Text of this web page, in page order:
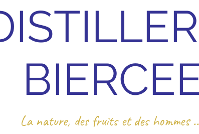
La nature, des fruits et des hommes